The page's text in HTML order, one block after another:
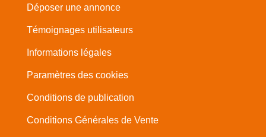
Déposer une annonce
Témoignages utilisateurs
Informations légales
Paramètres des cookies
Conditions de publication
Conditions Générales de Vente